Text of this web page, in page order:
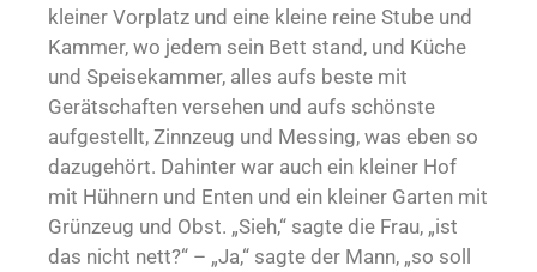
kleiner Vorplatz und eine kleine reine Stube und
Kammer, wo jedem sein Bett stand, und Küche
und Speisekammer, alles aufs beste mit
Gerätschaften versehen und aufs schönste
aufgestellt, Zinnzeug und Messing, was eben so
dazugehört. Dahinter war auch ein kleiner Hof
mit Hühnern und Enten und ein kleiner Garten mit
Grünzeug und Obst. „Sieh,“ sagte die Frau, „ist
das nicht nett?“ – „Ja,“ sagte der Mann, „so soll